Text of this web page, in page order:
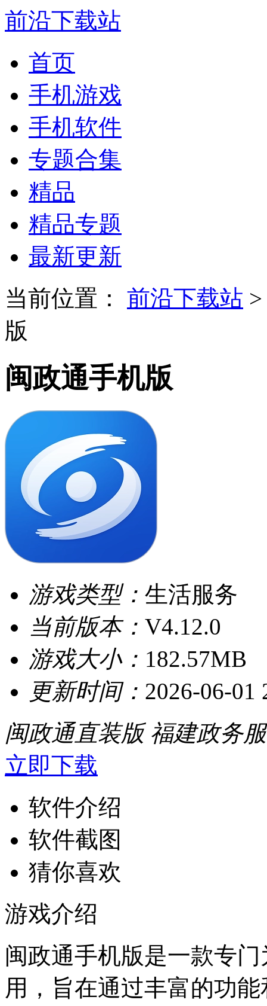
前沿下载站
首页
手机游戏
手机软件
专题合集
精品
精品专题
最新更新
当前位置：
前沿下载站
版
闽政通手机版
游戏类型： 生活服务
当前版本： V4.12.0
游戏大小： 182.57MB
更新时间： 2026-06-01
闽政通直装版 福建政务
立即下载
软件介绍
软件截图
猜你喜欢
游戏介绍
闽政通手机版是一款专
用，旨在通过丰富的功